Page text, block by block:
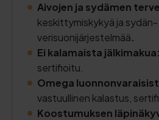
Aivojen ja sydämen
keskittymiskykyä ja sydän-
verisuonijärjestelmää.
Ei kalamaista jälkimakua:
sertifioitu.
Omega
vastuullinen kalastus,
Koostumuksen